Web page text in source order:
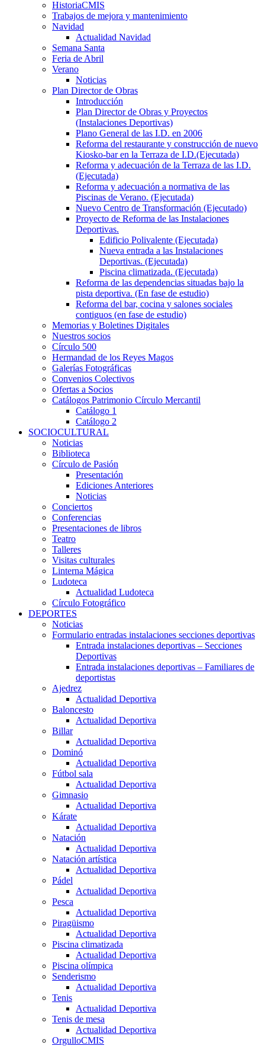
HistoriaCMIS
Trabajos de mejora y mantenimiento
Navidad
Actualidad Navidad
Semana Santa
Feria de Abril
Verano
Noticias
Plan Director de Obras
Introducción
Plan Director de Obras y Proyectos
(Instalaciones Deportivas)
Plano General de las I.D. en 2006
Reforma del restaurante y construcción de nuevo
Kiosko-bar en la Terraza de I.D.(Ejecutada)
Reforma y adecuación de la Terraza de las I.D.
(Ejecutada)
Reforma y adecuación a normativa de las
Piscinas de Verano. (Ejecutada)
Nuevo Centro de Transformación (Ejecutado)
Proyecto de Reforma de las Instalaciones
Deportivas.
Edificio Polivalente (Ejecutada)
Nueva entrada a las Instalaciones
Deportivas. (Ejecutada)
Piscina climatizada. (Ejecutada)
Reforma de las dependencias situadas bajo la
pista deportiva. (En fase de estudio)
Reforma del bar, cocina y salones sociales
contiguos (en fase de estudio)
Memorias y Boletines Digitales
Nuestros socios
Círculo 500
Hermandad de los Reyes Magos
Galerías Fotográficas
Convenios Colectivos
Ofertas a Socios
Catálogos Patrimonio Círculo Mercantil
Catálogo 1
Catálogo 2
SOCIOCULTURAL
Noticias
Biblioteca
Círculo de Pasión
Presentación
Ediciones Anteriores
Noticias
Conciertos
Conferencias
Presentaciones de libros
Teatro
Talleres
Visitas culturales
Linterna Mágica
Ludoteca
Actualidad Ludoteca
Círculo Fotográfico
DEPORTES
Noticias
Formulario entradas instalaciones secciones deportivas
Entrada instalaciones deportivas – Secciones
Deportivas
Entrada instalaciones deportivas – Familiares de
deportistas
Ajedrez
Actualidad Deportiva
Baloncesto
Actualidad Deportiva
Billar
Actualidad Deportiva
Dominó
Actualidad Deportiva
Fútbol sala
Actualidad Deportiva
Gimnasio
Actualidad Deportiva
Kárate
Actualidad Deportiva
Natación
Actualidad Deportiva
Natación artística
Actualidad Deportiva
Pádel
Actualidad Deportiva
Pesca
Actualidad Deportiva
Piragüismo
Actualidad Deportiva
Piscina climatizada
Actualidad Deportiva
Piscina olímpica
Senderismo
Actualidad Deportiva
Tenis
Actualidad Deportiva
Tenis de mesa
Actualidad Deportiva
OrgulloCMIS